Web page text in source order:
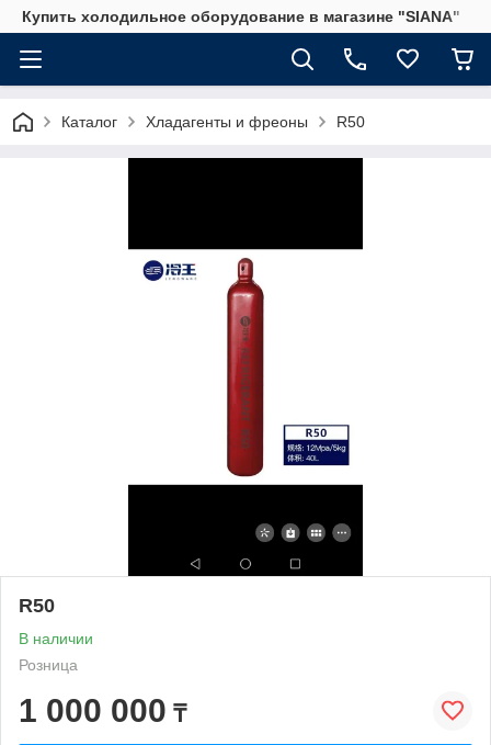
Купить холодильное оборудование в магазине "SIANA"
Каталог Хладагенты и фреоны R50
R50
В наличии
Розница
1 000 000 ₸